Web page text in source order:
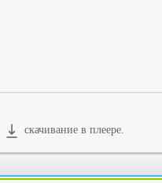
скачивание в плеере.